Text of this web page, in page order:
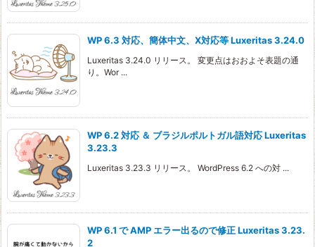
WP 6.3 対応、簡体中文、X対応等 Luxeritas 3.24.0
Luxeritas 3.24.0 リリース。 変更点はおおよそ表題の通
り。Wor ...
WP 6.2 対応 ＆ ブラジルポルトガル語対応 Luxeritas
3.23.3
Luxeritas 3.23.3 リリース。 WordPress 6.2 への対 ...
WP 6.1 で AMP エラー出るので修正 Luxeritas 3.23.
2